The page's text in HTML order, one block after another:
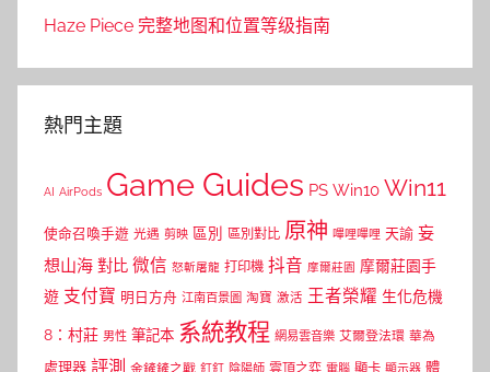
Haze Piece 完整地图和位置等级指南
熱門主題
AI AirPods Game Guides PS Win10 Win11
使命召喚手遊 光遇 剪映 區別 區別對比 原神 嗶哩嗶哩 天諭 妄
想山海 對比 微信 怒斬屠龍 打印機 抖音 摩爾莊園 摩爾莊園手
遊 支付寶 明日方舟 江南百景圖 淘寶 激活 王者榮耀 生化危機
8：村莊 男性 筆記本 系統教程 網易雲音樂 艾爾登法環 華為
處理器 評測 金鏟鏟之戰 釘釘 陰陽師 雲頂之弈 電腦 顯卡 顯示器 體